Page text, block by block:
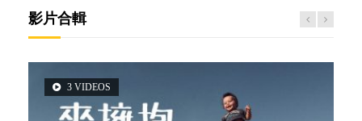
影片合輯
3 VIDEOS
5 VIDEOS
14 VIDEOS
2 VIDEOS
6 VIDEOS